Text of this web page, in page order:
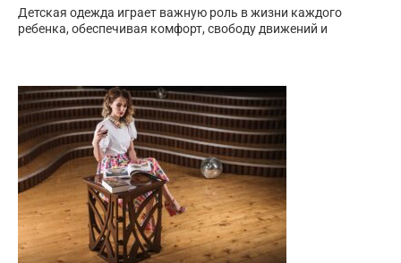
Детская одежда играет важную роль в жизни каждого
ребенка, обеспечивая комфорт, свободу движений и